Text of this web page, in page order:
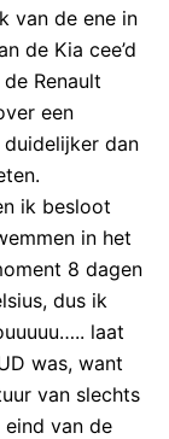
van de ene in
de Kia cee’d
Renault
een
dan
ik besloot
in het
8 dagen
dus ik
laat
was, want
van slechts
eind van de